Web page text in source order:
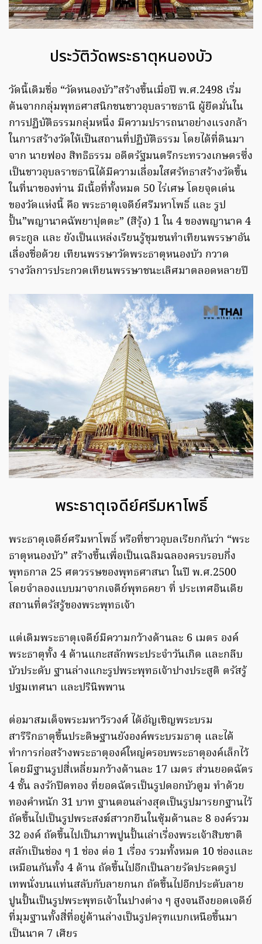
ประวัติวัดพระธาตุหนองบัว
วัดนี้เดิมชื่อ “วัดหนองบัว”สร้างขึ้นเมื่อปี พ.ศ.2498 เริ่ม
ต้นจากกลุ่มพุทธศาสนิกชนชาวอุบลราชธานี ผู้ยึดมั่นใน
การปฏิบัติธรรมกลุ่มหนึ่ง มีความปรารถนาอย่างแรงกล้า
ในการสร้างวัดให้เป็นสถานที่ปฏิบัติธรรม โดยได้ที่ดินมา
จาก นายฟอง สิทธิธรรม อดีตรัฐมนตรีกระทรวงเกษตรซึ่ง
เป็นชาวอุบลราชธานีได้มีความเลื่อมใสศรัทธาสร้างวัดขึ้น
ในที่นาของท่าน มีเนื้อที่ทั้งหมด 50 ไร่เศษ โดยจุดเด่น
ของวัดแห่งนี้ คือ พระธาตุเจดีย์ศรีมหาโพธิ์ และ รูป
ปั้น”พญานาคฉัพยาปุตตะ” (สีรุ้ง) 1 ใน 4 ของพญานาค 4
ตระกูล และ ยังเป็นแหล่งเรียนรู้ชุมชนทำเทียนพรรษาอัน
เลื่องชื่อด้วย เทียนพรรษาวัดพระธาตุหนองบัว กวาด
รางวัลการประกวดเทียนพรรษาชนะเลิศมาตลอดหลายปี
พระธาตุเจดีย์ศรีมหาโพธิ์
พระธาตุเจดีย์ศรีมหาโพธิ์ หรือที่ชาวอุบลเรียกกันว่า “พระ
ธาตุหนองบัว” สร้างขึ้นเพื่อเป็นเฉลิมฉลองครบรอบกึ่ง
พุทธกาล 25 ศตวรรษของพุทธศาสนา ในปี พ.ศ.2500
โดยจำลองแบบมาจากเจดีย์พุทธคยา ที่ ประเทศอินเดีย
สถานที่ตรัสรู้ของพระพุทธเจ้า
แต่เดิมพระธาตุเจดีย์มีความกว้างด้านละ 6 เมตร องค์
พระธาตุทั้ง 4 ด้านแกะสลักพระประจำวันเกิด และกลีบ
บัวประดับ ฐานล่างแกะรูปพระพุทธเจ้าปางประสูติ ตรัสรู้
ปฐมเทศนา และปรินิพพาน
ต่อมาสมเด็จพระมหาวีรวงศ์ ได้อัญเชิญพระบรม
สารีริกธาตุขึ้นประดิษฐานยังองค์พระบรมธาตุ และได้
ทำการก่อสร้างพระธาตุองค์ใหญ่ครอบพระธาตุองค์เล็กไว้
โดยมีฐานรูปสี่เหลี่ยมกว้างด้านละ 17 เมตร ส่วนยอดฉัตร
4 ชั้น ลงรักปิดทอง ที่ยอดฉัตรเป็นรูปดอกบัวตูม ทำด้วย
ทองคำหนัก 31 บาท ฐานตอนล่างสุดเป็นรูปมารยกฐานไว้
ถัดขึ้นไปเป็นรูปพระสงฆ์สาวกยืนในซุ้มด้านละ 8 องค์รวม
32 องค์ ถัดขึ้นไปเป็นภาพปูนปั้นเล่าเรื่องพระเจ้าสิบชาติ
สลักเป็นช่อง ๆ 1 ช่อง ต่อ 1 เรื่อง รวมทั้งหมด 10 ช่องและ
เหมือนกันทั้ง 4 ด้าน ถัดขึ้นไปอีกเป็นลายรัดประคตรูป
เทพนั่งบนแท่นสลับกับลายกนก ถัดขึ้นไปอีกประดับลาย
ปูนปั้นเป็นรูปพระพุทธเจ้าในปางต่าง ๆ สูงจนถึงยอดเจดีย์
ที่มุมฐานทั้งสี่ที่อยู่ด้านล่างเป็นรูปครุฑแบกเหนือขึ้นมา
เป็นนาค 7 เศียร